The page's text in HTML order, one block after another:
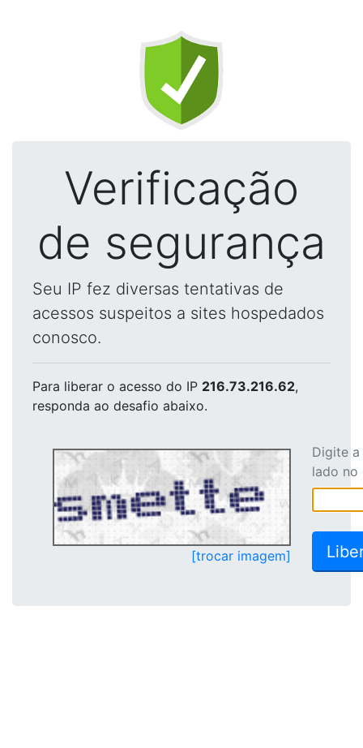
Verificação
de segurança
Seu IP fez diversas tentativas de
acessos suspeitos a sites hospedados
conosco.
Para liberar o acesso do IP 216.73.216.62,
responda ao desafio abaixo.
[trocar imagem]
Digite
lado no